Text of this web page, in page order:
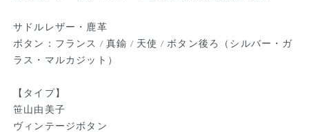
サドルレザー・鹿革
ボタン：フランス / 真鍮 / 天使 / ボタン後ろ（シルバー・ガ
ラス・マルカジット）
【タイプ】
笹山由美子
ヴィンテージボタン